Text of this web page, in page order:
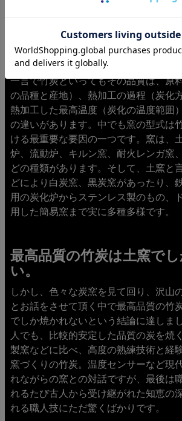
なぜ「土窯」なのか
一言で竹炭といってもその品質は、原
の品種と産地）、熱加工の過程（炭化
熱加工した最高温度（炭化の温度範囲
の違いがあります。中でも窯の型式は
ける最重要な要因の一つです。窯は、
炉、流動炉、キルン窯、耐火レンガ窯
どの種類があります。そして、土窯と
どにより白炭窯、黒炭窯があったり、
用の炭化炉からステンレス製のもの、
用した簡易窯まで実に多種多様です。
最高品質の竹炭は土窯で
い。
しかし、色々な炭窯を見て回り、沢山
とお話をさせて頂く中で最高品質の竹
でしか焼かれないという結論に達しま
人でも、比較的安定した品質の炭を焼
製窯などに比べ、高度の熟練技術と経
窯づくりの竹炭。温度センサーなど現
れながらの窯との対話ですが、最後は
れるたび古人から受け継がれた知恵の
れる職人技にただ驚くばかりです。